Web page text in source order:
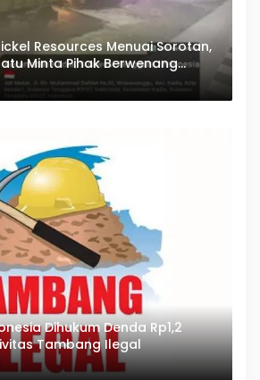
Resources Menuai Sorotan,
Minta Pihak Berwenang
Dihukum Denda Rp1,2
Tambang Ilegal